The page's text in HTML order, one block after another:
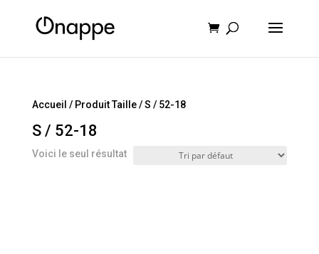
Accueil / Produit Taille / S / 52-18
S / 52-18
Voici le seul résultat